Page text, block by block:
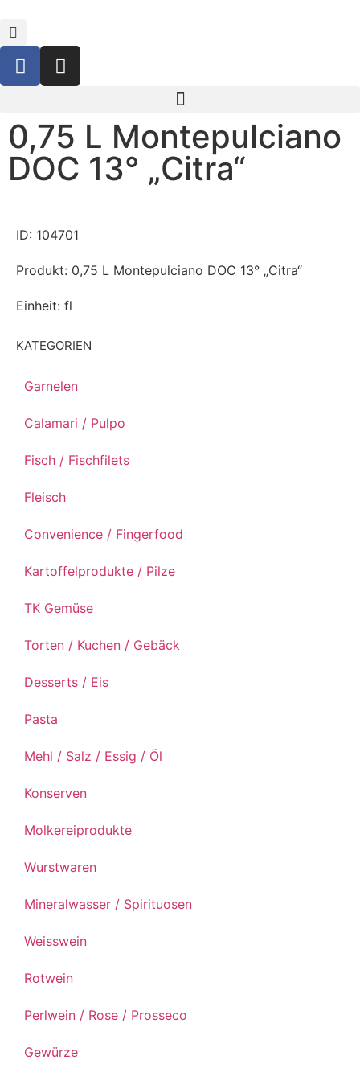
0,75 L Montepulciano
DOC 13° „Citra“
KATEGORIEN
Garnelen
Calamari / Pulpo
Fisch / Fischfilets
Fleisch
Convenience / Fingerfood
Kartoffelprodukte / Pilze
TK Gemüse
Torten / Kuchen / Gebäck
Desserts / Eis
Pasta
Mehl / Salz / Essig / Öl
Konserven
Molkereiprodukte
Wurstwaren
Mineralwasser / Spirituosen
Weisswein
Rotwein
Perlwein / Rose / Prosseco
Gewürze
ID: 104701
Produkt: 0,75 L Montepulciano DOC 13° „Citra“
Einheit: fl